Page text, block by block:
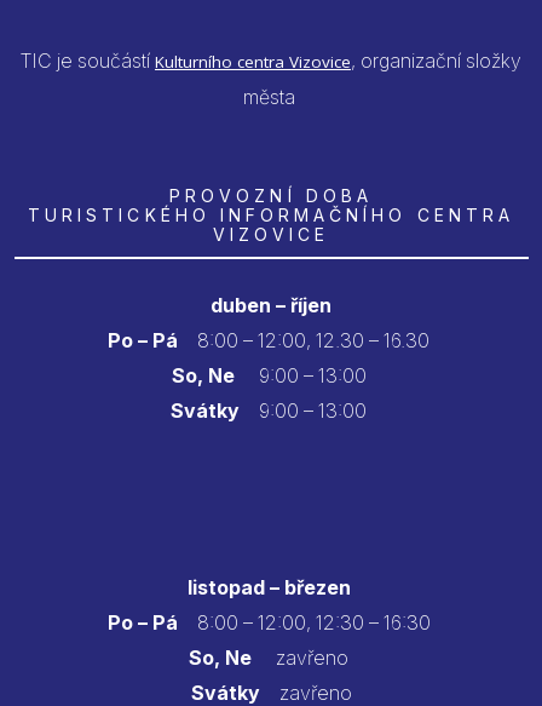
TIC je součástí Kulturního centra Vizovice, organizační složky
města
PROVOZNÍ DOBA
TURISTICKÉHO INFORMAČNÍHO CENTRA
VIZOVICE
duben – říjen
Po – Pá
8:00 – 12:00, 12.30 – 16.30
So, Ne9:00 – 13:00
Svátky 9:00 – 13:00
listopad – březen
Po – Pá 8:00 – 12:00, 12:30 – 16:30
So, Ne zavřeno
Svátkyzavřeno